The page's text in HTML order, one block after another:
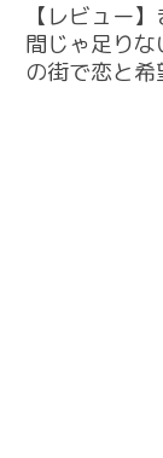
【レビュー
間じゃ足り
の街で恋と希